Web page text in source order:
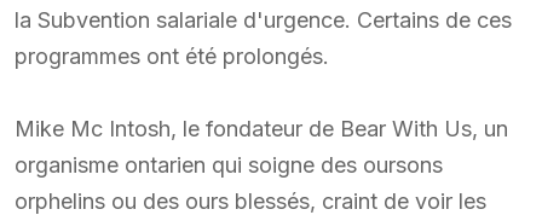
la Subvention salariale d'urgence. Certains de ces
programmes ont été prolongés.
Mike Mc Intosh, le fondateur de Bear With Us, un
organisme ontarien qui soigne des oursons
orphelins ou des ours blessés, craint de voir les